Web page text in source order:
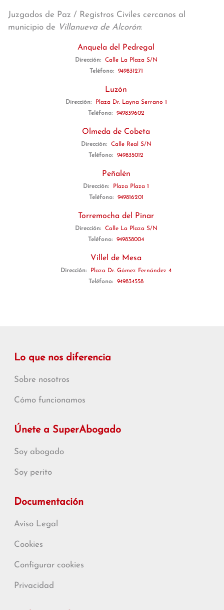
Juzgados de Paz / Registros Civiles cercanos al
municipio de Villanueva de Alcorón:
Anquela del Pedregal
Dirección:
Calle La Plaza S/N
Teléfono:
949831271
Luzón
Dirección:
Plaza Dr. Layna Serrano 1
Teléfono:
949839602
Olmeda de Cobeta
Dirección:
Calle Real S/N
Teléfono:
949835012
Peñalén
Dirección:
Plaza Plaza 1
Teléfono:
949816201
Torremocha del Pinar
Dirección:
Calle La Plaza S/N
Teléfono:
949838004
Villel de Mesa
Dirección:
Plaza Dr. Gómez Fernández 4
Teléfono:
949834558
Lo que nos diferencia
Sobre nosotros
Cómo funcionamos
Únete a SuperAbogado
Soy abogado
Soy perito
Documentación
Aviso Legal
Cookies
Configurar cookies
Privacidad